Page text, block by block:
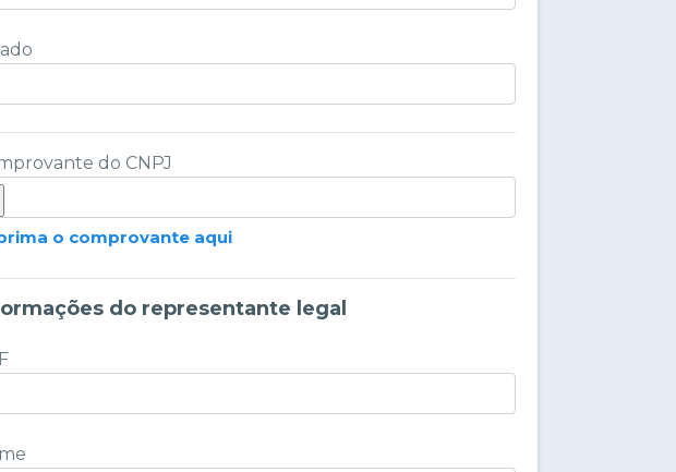
do CNPJ
o comprovante aqui
do representante legal